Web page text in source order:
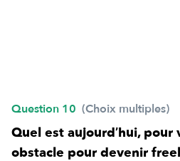
Question 10 (Choix multiples)
Quel est aujourd’hui, pour
obstacle pour devenir